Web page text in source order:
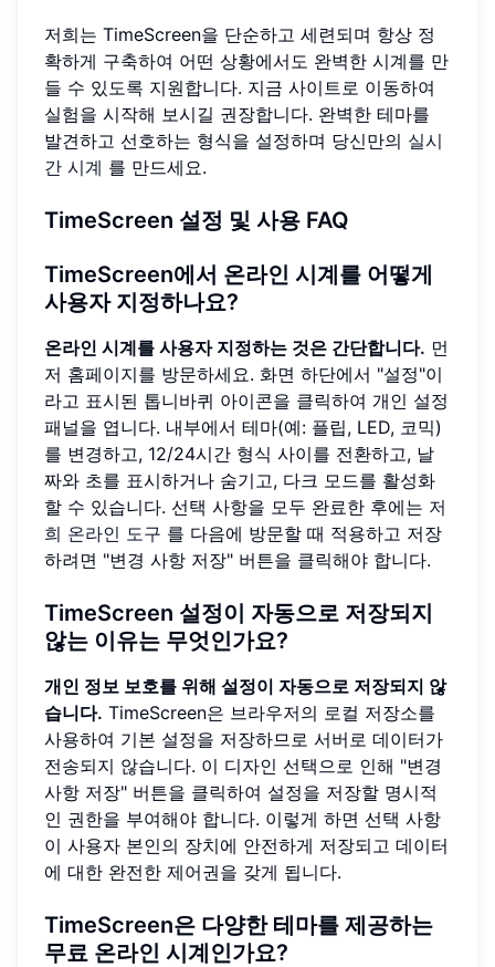
저희는 TimeScreen을 단순하고 세련되며 항상 정
확하게 구축하여 어떤 상황에서도 완벽한 시계를 만
들 수 있도록 지원합니다. 지금 사이트로 이동하여
실험을 시작해 보시길 권장합니다. 완벽한 테마를
발견하고 선호하는 형식을 설정하며 당신만의 실시
간 시계 를 만드세요.
TimeScreen 설정 및 사용 FAQ
TimeScreen에서 온라인 시계를 어떻게
사용자 지정하나요?
온라인 시계를 사용자 지정하는 것은 간단합니다. 먼
저 홈페이지를 방문하세요. 화면 하단에서 "설정"이
라고 표시된 톱니바퀴 아이콘을 클릭하여 개인 설정
패널을 엽니다. 내부에서 테마(예: 플립, LED, 코믹)
를 변경하고, 12/24시간 형식 사이를 전환하고, 날
짜와 초를 표시하거나 숨기고, 다크 모드를 활성화
할 수 있습니다. 선택 사항을 모두 완료한 후에는 저
희 온라인 도구 를 다음에 방문할 때 적용하고 저장
하려면 "변경 사항 저장" 버튼을 클릭해야 합니다.
TimeScreen 설정이 자동으로 저장되지
않는 이유는 무엇인가요?
개인 정보 보호를 위해 설정이 자동으로 저장되지 않
습니다. TimeScreen은 브라우저의 로컬 저장소를
사용하여 기본 설정을 저장하므로 서버로 데이터가
전송되지 않습니다. 이 디자인 선택으로 인해 "변경
사항 저장" 버튼을 클릭하여 설정을 저장할 명시적
인 권한을 부여해야 합니다. 이렇게 하면 선택 사항
이 사용자 본인의 장치에 안전하게 저장되고 데이터
에 대한 완전한 제어권을 갖게 됩니다.
TimeScreen은 다양한 테마를 제공하는
무료 온라인 시계인가요?